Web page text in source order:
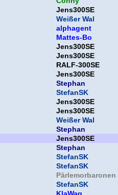
Jens300SE
Weißer Wal
alphagent
Mattes-Bo
Jens300SE
Jens300SE
RALF-300SE
Jens300SE
Stephan
StefanSK
Jens300SE
Jens300SE
Weißer Wal
Stephan
Jens300SE
Stephan
StefanSK
StefanSK
Pärlemorbaronen
StefanSK